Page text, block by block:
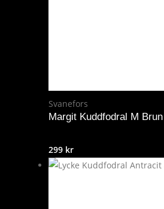
Svanefors
Margit Kuddfodral M
299 kr